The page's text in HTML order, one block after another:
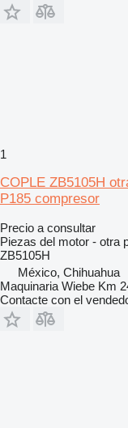
1
COPLE ZB5105H
P185 compresor
Precio a consultar
Piezas del motor - otra
ZB5105H
México, Chihuahua
Maquinaria Wiebe Km
Contacte con el